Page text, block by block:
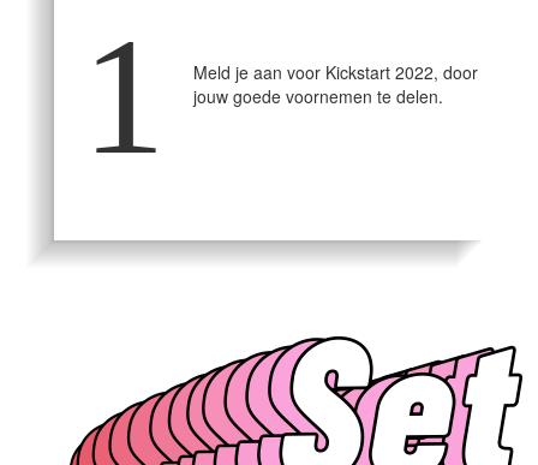
1
Meld je aan voor Kickstart 2022, door
jouw goede voornemen te delen.